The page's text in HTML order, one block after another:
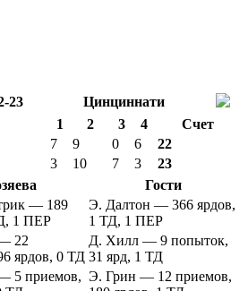
23
Цинциннати
1 2 3 4
Счет
7 9 0 6
22
3 10 7 3
23
Гости
— 189
1 ПЕР
Э. Далтон — 366 ярдов,
1 ТД, 1 ПЕР
22
ярдов, 0 ТД
Д. Хилл — 9 попыток,
31 ярд, 1 ТД
5 приемов, Э. Грин — 12 приемов,